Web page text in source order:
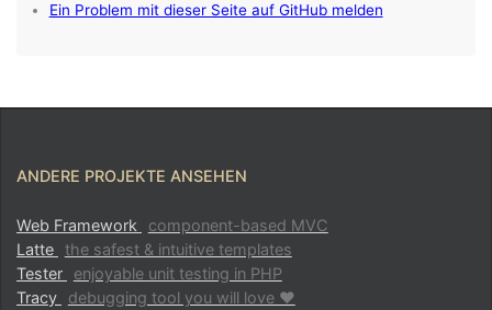
ANDERE PROJEKTE ANSEHEN
Web Framework
component-based MVC
Latte the safest & intuitive templates
Tester
enjoyable unit testing in PHP
Tracy
debugging tool you will love ♥